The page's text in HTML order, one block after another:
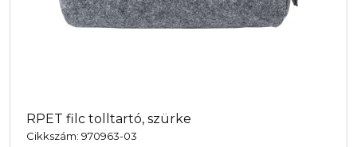
RPET filc tolltartó, szürke
Cikkszám: 970963-03